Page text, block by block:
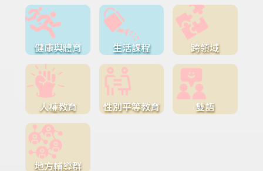
健康與體育 生活課程 跨領域
人權教育 性別平等教育 雙語
地方輔導群